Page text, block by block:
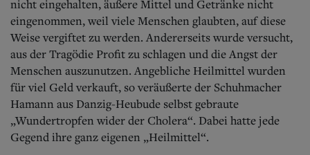
nicht eingehalten, äußere Mittel und Getränke nicht
eingenommen, weil viele Menschen glaubten, auf diese
Weise vergiftet zu werden. Andererseits wurde versucht,
aus der Tragödie Profit zu schlagen und die Angst der
Menschen auszunutzen. Angebliche Heilmittel wurden
für viel Geld verkauft, so veräußerte der Schuhmacher
Hamann aus Danzig-Heubude selbst gebraute
„Wundertropfen wider der Cholera“. Dabei hatte jede
Gegend ihre ganz eigenen „Heilmittel“.